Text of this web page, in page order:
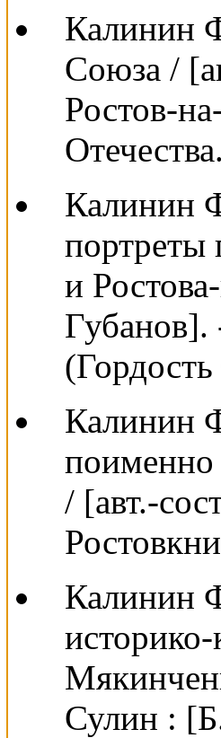
Калинин
Союза /
Ростов-
Калинин
портреты
и
Губанов].
Калинин
поименно
/ [авт.-
Калинин
Сулин :